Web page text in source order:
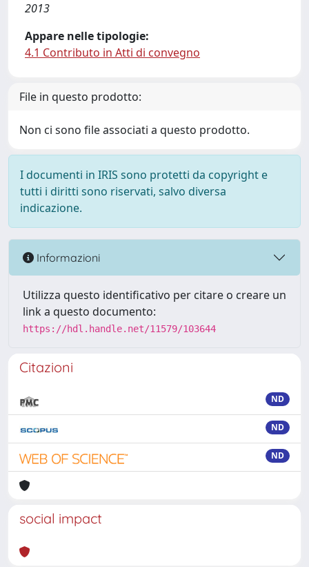
2013
Appare nelle tipologie:
4.1 Contributo in Atti di convegno
File in questo prodotto:
Non ci sono file associati a questo prodotto.
I documenti in IRIS sono protetti da copyright e
tutti i diritti sono riservati, salvo diversa
indicazione.
Informazioni
Utilizza questo identificativo per citare o creare un
link a questo documento:
https://hdl.handle.net/11579/103644
Citazioni
ND
ND
ND
social impact